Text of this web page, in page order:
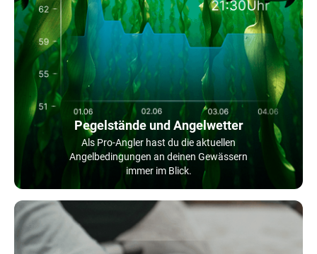
Pegelstände und Angelwetter
Als Pro-Angler hast du die aktuellen
Angelbedingungen an deinen Gewässern
immer im Blick.